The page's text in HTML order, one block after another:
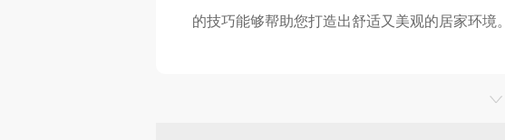
的技巧能够帮助您打造出舒适又美观的居家环境。